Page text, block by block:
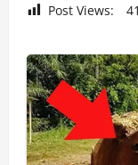
Post Views: